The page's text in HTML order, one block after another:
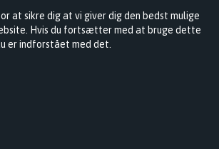
at sikre dig at vi giver dig den bedst mulige
Hvis du fortsætter med at bruge dette
er indforstået med det.